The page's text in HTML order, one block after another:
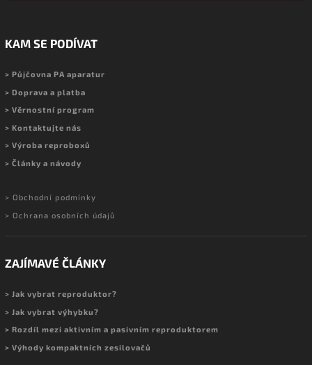
KAM SE PODÍVAT
> Půjčovna PA aparatur
> Doprava a platba
> Věrnostní program
> Kontaktujte nás
> Výroba reproboxů
> Články a návody
> Obchodní podmínky
> Ochrana osobních údajů
ZAJÍMAVÉ ČLÁNKY
> Jak vybrat reproduktor?
> Jak vybrat výhybku?
> Rozdíl mezi aktivním a pasivním reproduktorem
> Výhody kompaktních zesilovačů